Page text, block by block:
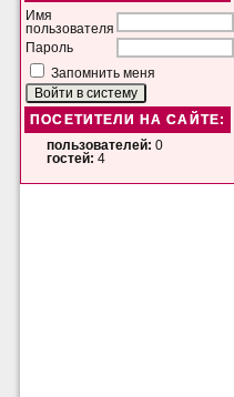
Имя
пользователя
Пароль
Запомнить меня
ПОСЕТИТЕЛИ НА САЙТЕ:
пользователей: 0
гостей: 4